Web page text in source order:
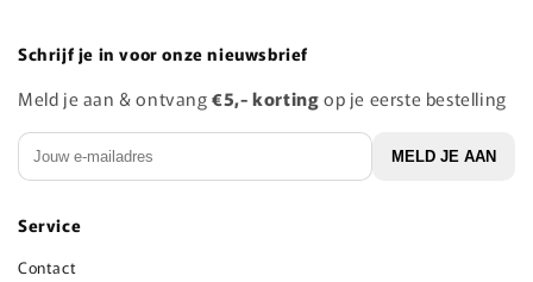
Schrijf je in voor onze nieuwsbrief
Meld je aan & ontvang€5,- kortingop je eerste bestelling
E‑mail
MELD JE AAN
Service
Contact